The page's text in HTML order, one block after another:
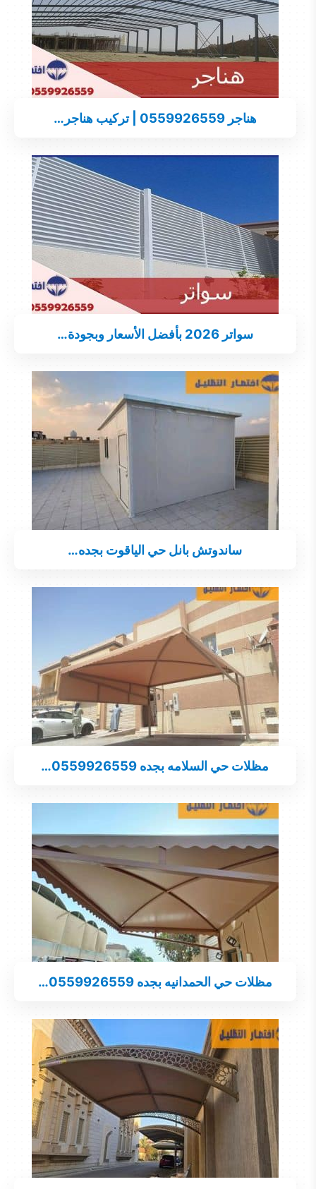
هناجر 0559926559 | تركيب هناجر…
سواتر 2026 بأفضل الأسعار وبجودة…
ساندوتش بانل حي الياقوت بجده…
مظلات حي السلامه بجده 0559926559…
مظلات حي الحمدانيه بجده 0559926559…